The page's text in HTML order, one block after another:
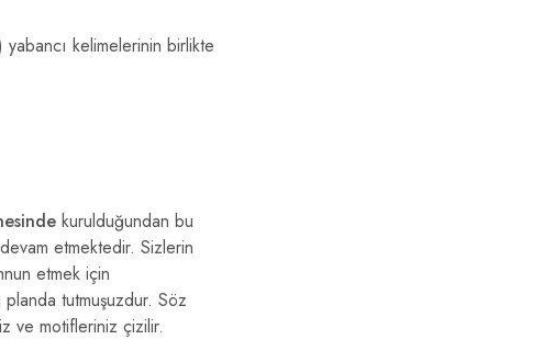
kelimelerinin birlikte
kurulduğundan bu
etmektedir. Sizlerin
etmek için
planda tutmuşuzdur. Söz
ve motifleriniz çizilir.